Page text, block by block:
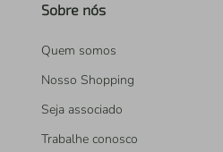
Sobre nós
Quem somos
Nosso Shopping
Seja associado
Trabalhe conosco